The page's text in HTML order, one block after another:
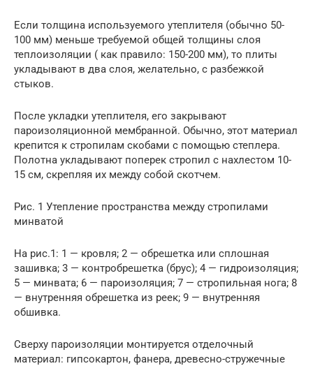
Если толщина используемого утеплителя (обычно 50-
100 мм) меньше требуемой общей толщины слоя
теплоизоляции ( как правило: 150-200 мм), то плиты
укладывают в два слоя, желательно, с разбежкой
стыков.
После укладки утеплителя, его закрывают
пароизоляционной мембранной. Обычно, этот материал
крепится к стропилам скобами с помощью степлера.
Полотна укладывают поперек стропил с нахлестом 10-
15 см, скрепляя их между собой скотчем.
Рис. 1 Утепление пространства между стропилами
минватой
На рис.1: 1 — кровля; 2 — обрешетка или сплошная
зашивка; 3 — контробрешетка (брус); 4 — гидроизоляция;
5 — минвата; 6 — пароизоляция; 7 — стропильная нога; 8
— внутренняя обрешетка из реек; 9 — внутренняя
обшивка.
Сверху пароизоляции монтируется отделочный
материал: гипсокартон, фанера, древесно-стружечные